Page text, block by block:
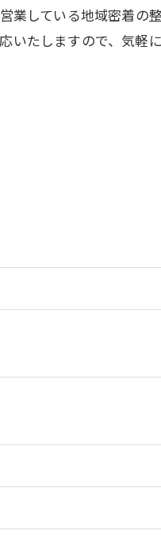
業している地域密着の
たしますので、気軽に